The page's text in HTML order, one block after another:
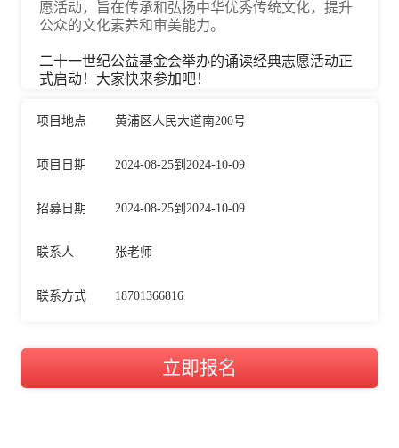
愿活动，旨在传承和弘扬中华优秀传统文化，提升
公众的文化素养和审美能力。
二十一世纪公益基金会举办的诵读经典志愿活动正
式启动！大家快来参加吧！
项目地点 黄浦区人民大道南200号
项目日期 2024-08-25到2024-10-09
招募日期 2024-08-25到2024-10-09
联系人 张老师
联系方式 18701366816
立即报名